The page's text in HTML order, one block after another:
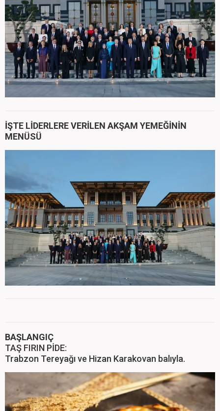
İŞTE LİDERLERE VERİLEN AKŞAM YEMEĞİNİN
MENÜSÜ
BAŞLANGIÇ
TAŞ FIRIN PİDE:
Trabzon Tereyağı ve Hizan Karakovan balıyla.